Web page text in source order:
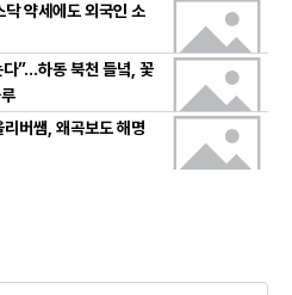
약세에도 외국인 소
다”…하동 북천 들녘, 꽃
버쌤, 왜곡보도 해명